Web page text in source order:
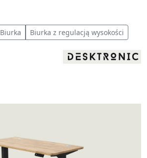
Biurka Biurka z regulacją wysokości